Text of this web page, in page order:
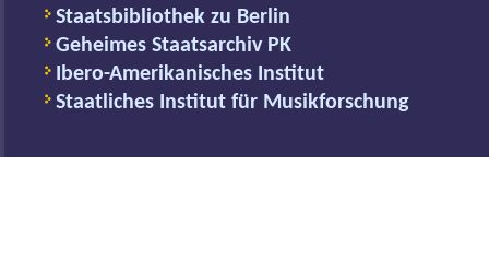
Staatsbibliothek zu Berlin
Geheimes Staatsarchiv PK
Ibero-Amerikanisches Institut
Staatliches Institut für Musikforschung